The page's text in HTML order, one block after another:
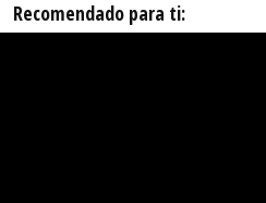
Recomendado para ti: